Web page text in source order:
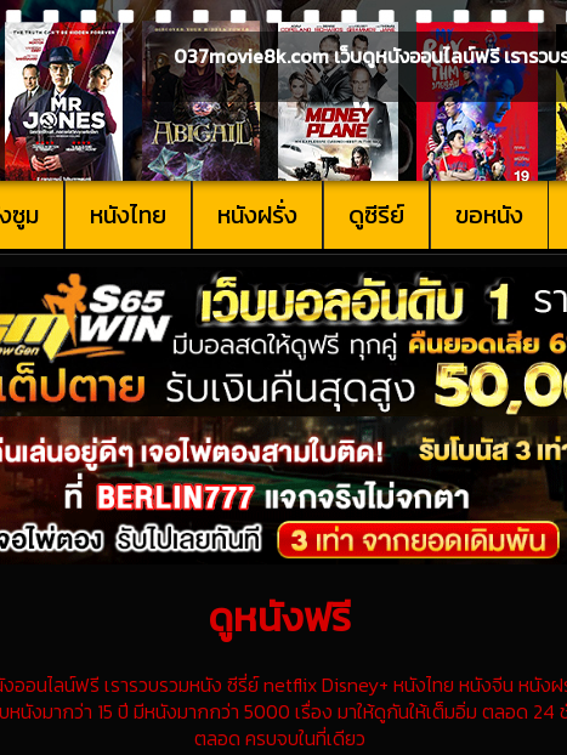
037movie8k.com เว็บดูหนังออนไลน์ฟรี เราร
ซูม หนังไทย หนังฝรั่ง ดูซีรีย์ ขอหนัง
ดูหนังฟรี
ออนไลน์ฟรี เรารวบรวมหนัง ซีรี่ย์ netflix Disney+ หนังไทย หนังจีน หนัง
หนังมากว่า 15 ปี มีหนังมากกว่า 5000 เรื่อง มาให้ดูกันให้เต็มอิ่ม ตลอด 24
ตลอด ครบจบในที่เดียว